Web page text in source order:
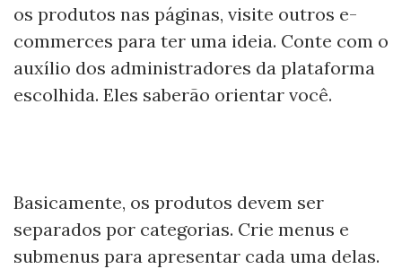
os produtos nas páginas, visite outros e-
commerces para ter uma ideia. Conte com o
auxílio dos administradores da plataforma
escolhida. Eles saberão orientar você.
Basicamente, os produtos devem ser
separados por categorias. Crie menus e
submenus para apresentar cada uma delas.